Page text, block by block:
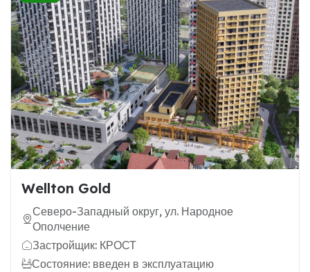
Wellton Gold
Северо-Западный округ, ул. Народное
Ополчение
Застройщик: КРОСТ
Состояние: введен в эксплуатацию